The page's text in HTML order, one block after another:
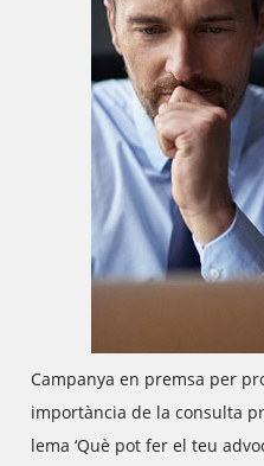
Campanya en premsa per
importància de la consulta
lema ‘Què pot fer el teu